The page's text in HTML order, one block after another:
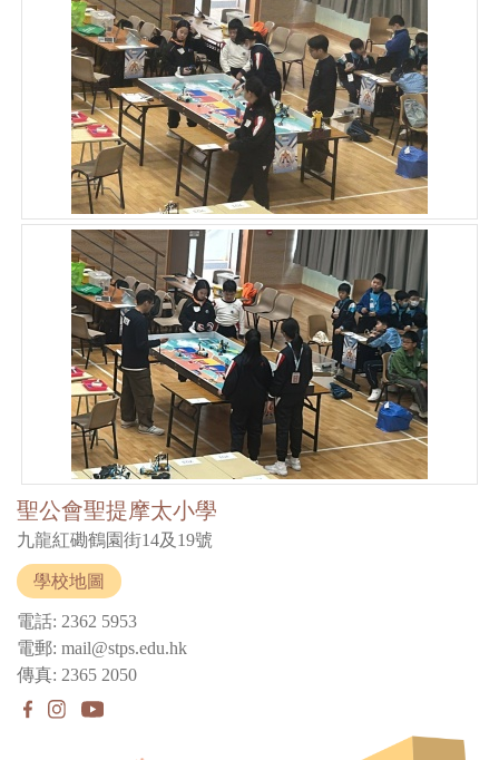
聖公會聖提摩太小學
九龍紅磡鶴園街14及19號
學校地圖
電話: 2362 5953
電郵: mail@stps.edu.hk
傳真: 2365 2050